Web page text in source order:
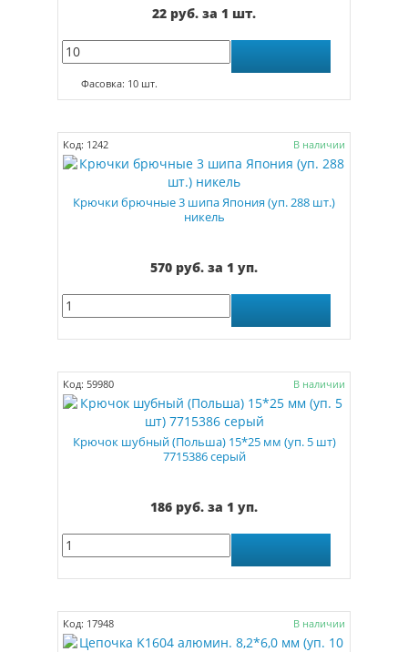
22 руб. за 1 шт.
Фасовка: 10 шт.
Код: 1242 В наличии
Крючки брючные 3 шипа Япония (уп. 288 шт.)
никель
570 руб. за 1 уп.
Код: 59980 В наличии
Крючок шубный (Польша) 15*25 мм (уп. 5 шт)
7715386 серый
186 руб. за 1 уп.
Код: 17948 В наличии